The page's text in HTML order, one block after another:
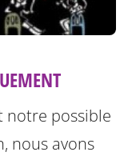
notre possible
nous avons